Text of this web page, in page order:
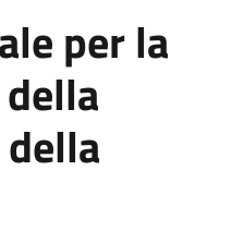
per la